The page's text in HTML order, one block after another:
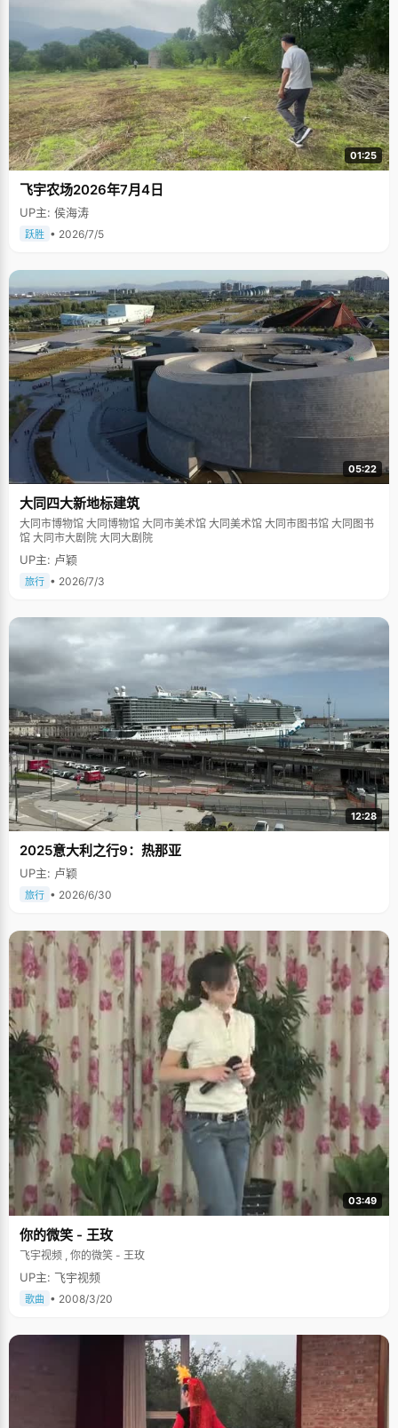
01:25
飞宇农场2026年7月4日
UP主: 侯海涛
跃胜 • 2026/7/5
05:22
大同四大新地标建筑
大同市博物馆 大同博物馆 大同市美术馆 大同美术馆 大同市图书馆 大同图书
馆 大同市大剧院 大同大剧院
UP主: 卢颖
旅行 • 2026/7/3
12:28
2025意大利之行9：热那亚
UP主: 卢颖
旅行 • 2026/6/30
03:49
你的微笑 - 王玫
飞宇视频 , 你的微笑 - 王玫
UP主: 飞宇视频
歌曲 • 2008/3/20